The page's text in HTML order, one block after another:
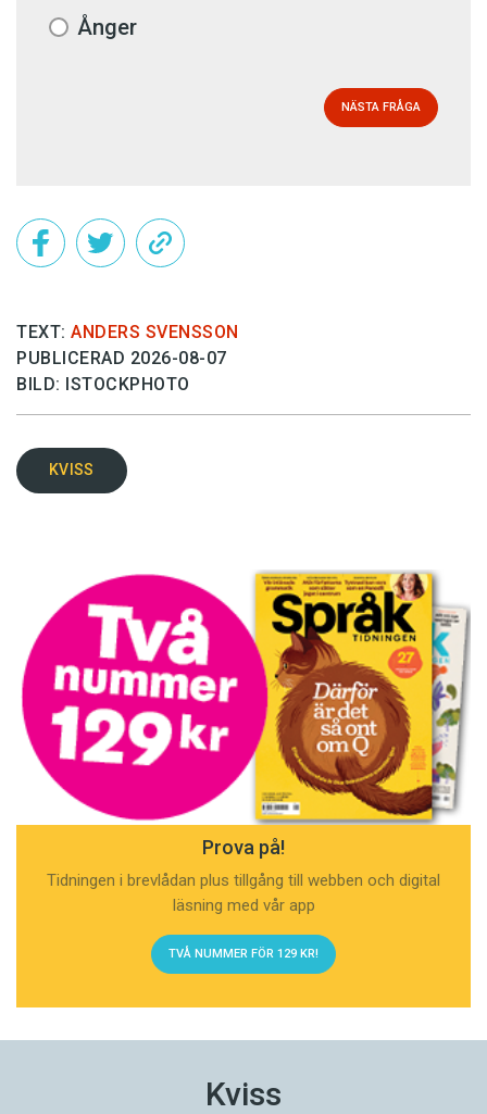
Ånger
NÄSTA FRÅGA
TEXT: ANDERS SVENSSON
PUBLICERAD 2026-08-07
BILD: ISTOCKPHOTO
KVISS
Prova på!
Tidningen i brevlådan plus tillgång till webben och digital
läsning med vår app
TVÅ NUMMER FÖR 129 KR!
Kviss